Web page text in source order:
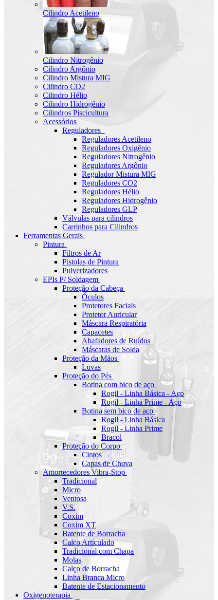
Cilindro Acetileno
Cilindro Nitrogênio
Cilindro Argônio
Cilindro Mistura MIG
Cilindro CO2
Cilindro Hélio
Cilindro Hidrogênio
Cilindros Piscicultura
Acessórios
Reguladores
Reguladores Acetileno
Reguladores Oxigênio
Reguladores Nitrogênio
Reguladores Argônio
Regulador Mistura MIG
Reguladores CO2
Reguladores Hélio
Reguladores Hidrogênio
Reguladores GLP
Válvulas para cilindros
Carrinhos para Cilindros
Ferramentas Gerais
Pintura
Filtros de Ar
Pistolas de Pintura
Pulverizadores
EPIs P/ Soldagem
Proteção da Cabeça
Óculos
Protetores Faciais
Protetor Auricular
Máscara Respiratória
Capacetes
Abafadores de Ruídos
Máscaras de Solda
Proteção da Mãos
Luvas
Proteção do Pés
Botina com bico de aço
Rogil - Linha Básica - Aço
Rogil - Linha Prime - Aço
Botina sem bico de aço
Rogil - Linha Básica
Rogil - Linha Prime
Bracol
Proteção do Corpo
Cintos
Capas de Chuva
Amortecedores Vibra-Stop
Tradicional
Micro
Ventosa
V.S.
Coxim
Coxim XT
Batente de Borracha
Calço Articulado
Tradicional com Chapa
Molas
Calço de Borracha
Linha Branca Micro
Batente de Estacionamento
Oxigenoterapia